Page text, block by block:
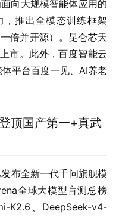
向大规模智能体应用的
推出全模态训练框架
倍并开源）。昆仑芯天
市。此外，百度智能云
平台百度一见、AI养老
顶国产第一+真武
布全新一代千问旗舰模
全球大模型盲测总榜
K2.6、DeepSeek-v4-